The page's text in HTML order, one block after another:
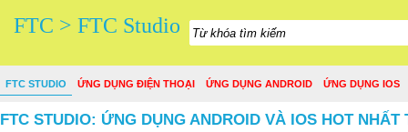
FTC > FTC Studio
FTC STUDIO ỨNG DỤNG ĐIỆN THOẠI ỨNG DỤNG ANDROID ỨNG DỤNG IOS
FTC STUDIO: ỨNG DỤNG ANDROID VÀ IOS HOT NHẤT